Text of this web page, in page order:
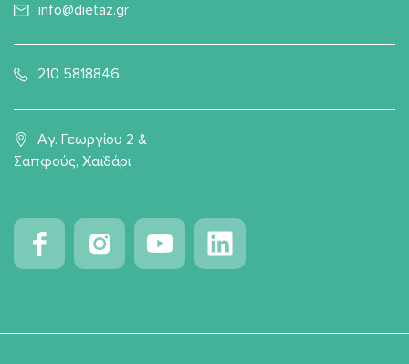
info@dietaz.gr
210 5818846
Αγ. Γεωργίου 2 &
Σαπφούς, Χαϊδάρι